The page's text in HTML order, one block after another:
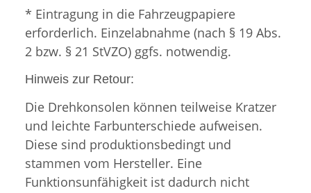
* Eintragung in die Fahrzeugpapiere
erforderlich. Einzelabnahme (nach § 19 Abs.
2 bzw. § 21 StVZO) ggfs. notwendig.
Hinweis zur Retour:
Die Drehkonsolen können teilweise Kratzer
und leichte Farbunterschiede aufweisen.
Diese sind produktionsbedingt und
stammen vom Hersteller. Eine
Funktionsunfähigkeit ist dadurch nicht